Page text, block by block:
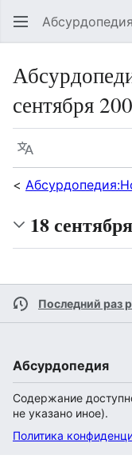
Абсурдопедия
сентября
Язык
<
18 сентября
Последний раз
Абсурдопедия
Содержание
не указано иное).
Политика